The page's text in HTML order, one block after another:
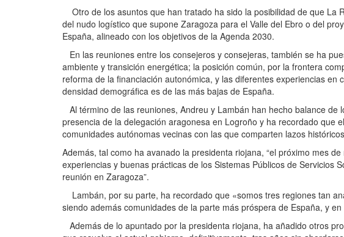
Otro de los asuntos que han tratado ha sido la posibilidad de que La
del nudo logístico que supone Zaragoza para el Valle del Ebro o del
España, alineado con los objetivos de la Agenda 2030.
En las reuniones entre los consejeros y consejeras, también se ha
ambiente y transición energética; la posición común, por la frontera
reforma de la financiación autonómica, y las diferentes experiencias
densidad demográfica es de las más bajas de España.
Al término de las reuniones, Andreu y Lambán han hecho balance
presencia de la delegación aragonesa en Logroño y ha recordado que
comunidades autónomas vecinas con las que comparten lazos
Además, tal como ha avanado la presidenta riojana, “el próximo mes
experiencias y buenas prácticas de los Sistemas Públicos de Servicios
reunión en Zaragoza”.
Lambán, por su parte, ha recordado que «somos tres regiones tan
siendo además comunidades de la parte más próspera de España, y
Además de lo apuntado por la presidenta riojana, ha añadido otros